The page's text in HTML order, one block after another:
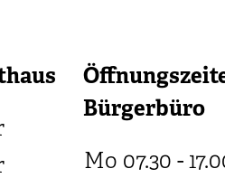
Bürgerbüro
Mo 07.30 -